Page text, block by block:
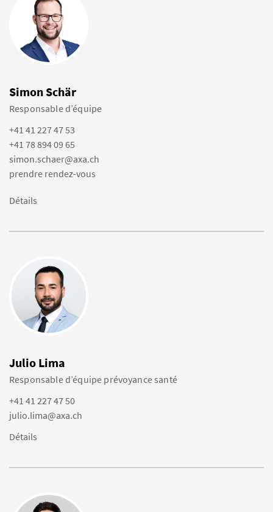
Simon Schär
Responsable d’équipe
+41 41 227 47 53
+41 78 894 09 65
simon.schaer@axa.ch
prendre rendez-vous
Détails
Julio Lima
Responsable d’équipe prévoyance santé
+41 41 227 47 50
julio.lima@axa.ch
Détails